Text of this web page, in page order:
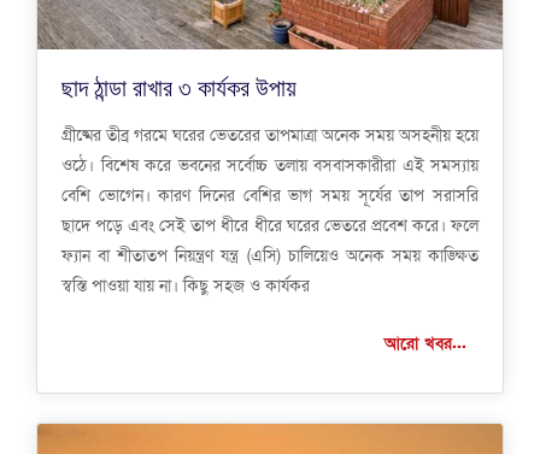
ছাদ ঠান্ডা রাখার ৩ কার্যকর উপায়
গ্রীষ্মের তীব্র গরমে ঘরের ভেতরের তাপমাত্রা অনেক সময় অসহনীয় হয়ে
ওঠে। বিশেষ করে ভবনের সর্বোচ্চ তলায় বসবাসকারীরা এই সমস্যায়
বেশি ভোগেন। কারণ দিনের বেশির ভাগ সময় সূর্যের তাপ সরাসরি
ছাদে পড়ে এবং সেই তাপ ধীরে ধীরে ঘরের ভেতরে প্রবেশ করে। ফলে
ফ্যান বা শীতাতপ নিয়ন্ত্রণ যন্ত্র (এসি) চালিয়েও অনেক সময় কাঙ্ক্ষিত
স্বস্তি পাওয়া যায় না। কিছু সহজ ও কার্যকর
আরো খবর...